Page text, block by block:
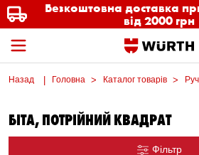
Безкоштовна доставка
від 2000 грн
Назад Головна Каталог товарів
БІТА, ПОТРІЙНИЙ КВАДРАТ
Фільтр